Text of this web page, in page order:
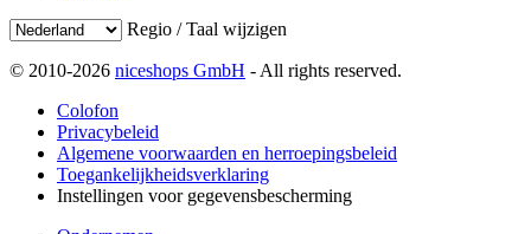
Regio / Taal wijzigen
© 2010-2026 niceshops GmbH - All rights reserved.
Colofon
Privacybeleid
Algemene voorwaarden en herroepingsbeleid
Toegankelijkheidsverklaring
Instellingen voor gegevensbescherming